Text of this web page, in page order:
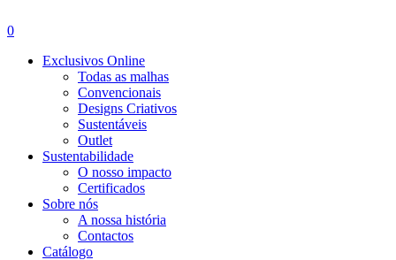
0
Exclusivos Online
Todas as malhas
Convencionais
Designs Criativos
Sustentáveis
Outlet
Sustentabilidade
O nosso impacto
Certificados
Sobre nós
A nossa história
Contactos
Catálogo